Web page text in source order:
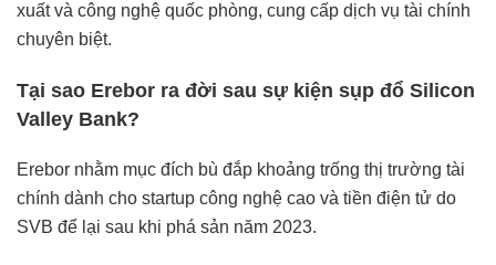
xuất và công nghệ quốc phòng, cung cấp dịch vụ tài chính
chuyên biệt.
Tại sao Erebor ra đời sau sự kiện sụp đổ Silicon
Valley Bank?
Erebor nhằm mục đích bù đắp khoảng trống thị trường tài
chính dành cho startup công nghệ cao và tiền điện tử do
SVB để lại sau khi phá sản năm 2023.